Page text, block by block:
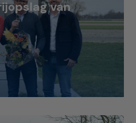
van